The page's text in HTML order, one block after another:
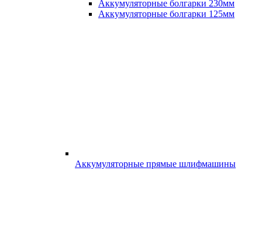
Аккумуляторные болгарки 230мм
Аккумуляторные болгарки 125мм
Аккумуляторные прямые шлифмашины